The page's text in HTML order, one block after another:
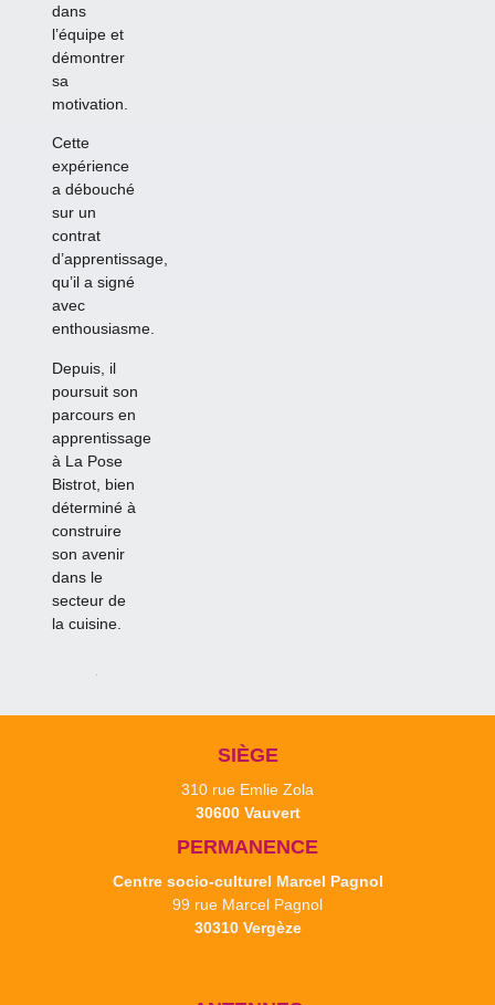
dans
l’équipe et
démontrer
sa
motivation.
Cette
expérience
a débouché
sur un
contrat
d’apprentissage,
qu’il a signé
avec
enthousiasme.
Depuis, il
poursuit son
parcours en
apprentissage
à La Pose
Bistrot, bien
déterminé à
construire
son avenir
dans le
secteur de
la cuisine.
SIÈGE
310 rue Emlie Zola
30600 Vauvert
PERMANENCE
Centre socio-culturel Marcel Pagnol
99 rue Marcel Pagnol
30310 Vergèze